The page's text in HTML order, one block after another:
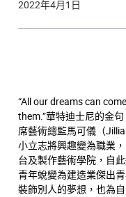
2022年4月1日
“All our dreams can
them.”華特迪士尼的金
席藝術總監馬可儀（
小立志將興趣變為職業
台及製作藝術學院，自
青年蛻變為建造業傑出
裝飾別人的夢想，也為